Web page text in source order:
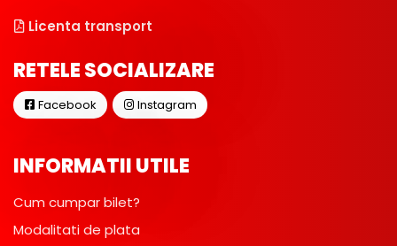
Licenta transport
RETELE SOCIALIZARE
Facebook Instagram
INFORMATII UTILE
Cum cumpar bilet?
Modalitati de plata